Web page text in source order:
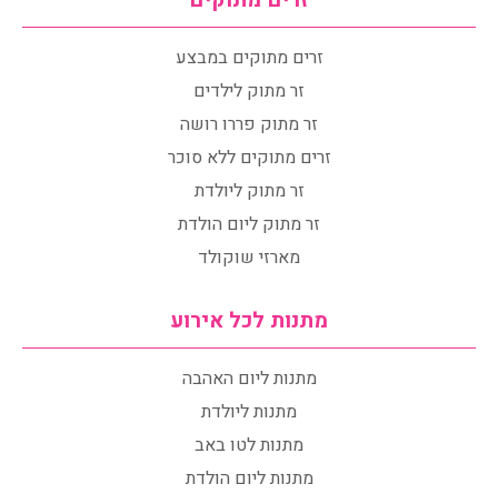
זרים מתוקים במבצע
זר מתוק לילדים
זר מתוק פררו רושה
זרים מתוקים ללא סוכר
זר מתוק ליולדת
זר מתוק ליום הולדת
מארזי שוקולד
מתנות לכל אירוע
מתנות ליום האהבה
מתנות ליולדת
מתנות לטו באב
מתנות ליום הולדת